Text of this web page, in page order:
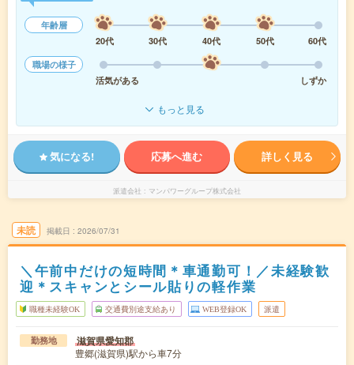
年齢層
20代
30代 40代 50代
60代
職場の様子
活気がある
しずか
もっと見る
気になる! 応募へ進む 詳しく見る
派遣会社 マンパワーグループ株式会社
未読 掲載日 2026/07/31
＼午前中だけの短時間＊車通勤可！／未経験歓
迎＊スキャンとシール貼りの軽作業
職種未経験OK 交通費別途支給あり WEB登録OK 派遣
勤務地 滋賀県愛知郡
豊郷(滋賀県)駅から車7分